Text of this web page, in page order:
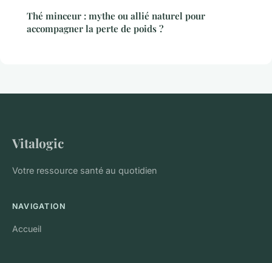
Thé minceur : mythe ou allié naturel pour
accompagner la perte de poids ?
Vitalogic
Votre ressource santé au quotidien
NAVIGATION
Accueil